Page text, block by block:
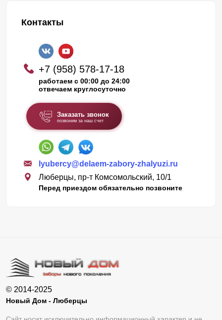
Контакты
+7 (958) 578-17-18
работаем с 00:00 до 24:00
отвечаем круглосуточно
Заказать звонок
позвоним за наш счет
lyubercy@delaem-zabory-zhalyuzi.ru
Люберцы, пр-т Комсомольский, 10/1
Перед приездом обязательно позвоните
© 2014-2025
Новый Дом - Люберцы